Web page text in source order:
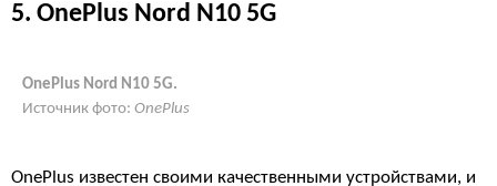
5. OnePlus Nord N10 5G
OnePlus Nord N10 5G.
Источник фото: OnePlus
OnePlus известен своими качественными устройствами, и